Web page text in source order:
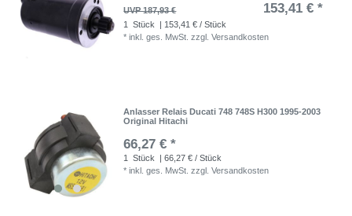
UVP 187,93 € 153,41 € *
1 Stück
| 153,41 € / Stück
*inkl. ges. MwSt. zzgl.Versandkosten
Anlasser Relais Ducati 748 748S H300 1995-2003
Original Hitachi
66,27 € *
1 Stück
| 66,27 € / Stück
*inkl. ges. MwSt. zzgl.Versandkosten